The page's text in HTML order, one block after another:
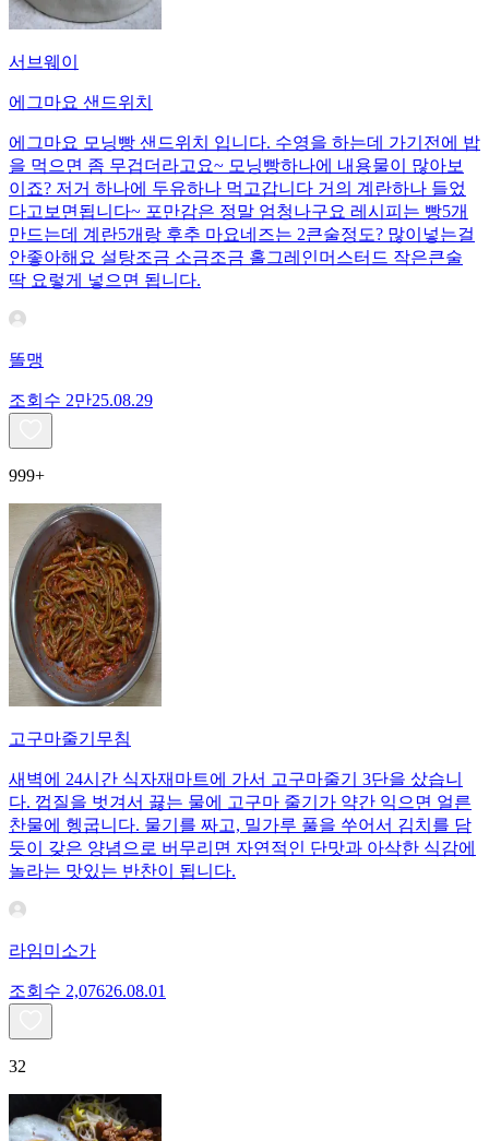
서브웨이
에그마요 샌드위치
에그마요 모닝빵 샌드위치 입니다. 수영을 하는데 가기전에 밥
을 먹으면 좀 무겁더라고요~ 모닝빵하나에 내용물이 많아보
이죠? 저거 하나에 두유하나 먹고갑니다 거의 계란하나 들었
다고보면됩니다~ 포만감은 정말 엄청나구요 레시피는 빵5개
만드는데 계란5개랑 후추 마요네즈는 2큰술정도? 많이넣는걸
안좋아해요 설탕조금 소금조금 홀그레인머스터드 작은큰술
딱 요렇게 넣으면 됩니다.
똘맹
조회수 2만25.08.29
999+
고구마줄기무침
새벽에 24시간 식자재마트에 가서 고구마줄기 3단을 샀습니
다. 껍질을 벗겨서 끓는 물에 고구마 줄기가 약간 익으면 얼른
찬물에 헹굽니다. 물기를 짜고, 밀가루 풀을 쑤어서 김치를 담
듯이 갖은 양념으로 버무리면 자연적인 단맛과 아삭한 식감에
놀라는 맛있는 반찬이 됩니다.
라임미소가
조회수 2,07626.08.01
32